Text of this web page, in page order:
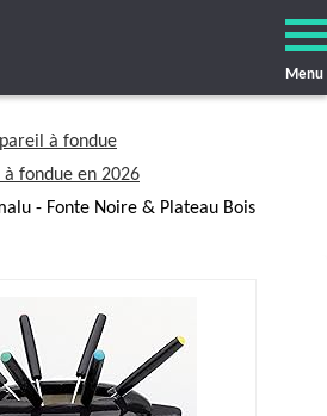
Menu
à fondue
fondue en 2026
- Fonte Noire & Plateau Bois